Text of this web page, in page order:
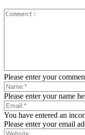
Please enter your
Please enter your name
You have entered an
Please enter your email